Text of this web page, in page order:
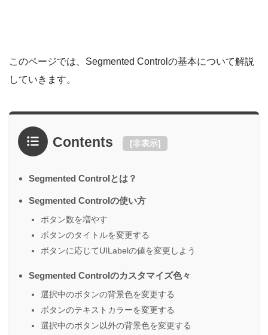
このページでは、Segmented Controlの基本について解説
していきます。
Contents [非表示]
Segmented Controlとは？
Segmented Controlの使い方
ボタン数を増やす
ボタンのタイトルを変更する
ボタンに応じてUILabelの値を変更しよう
Segmented Controlのカスタマイズ色々
選択中のボタンの背景色を変更する
ボタンのテキストカラーを変更する
選択中のボタン以外の背景色を変更する